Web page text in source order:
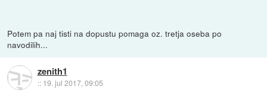
Potem pa naj tisti na dopustu pomaga oz. tretja oseba po
navodilih...
zenith1
:: 19. jul 2017, 09:05